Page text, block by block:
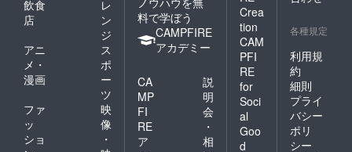
飲食
店
レ
ン
ジ
アニ
メ・
漫画
ス
ポ
ー
ツ
ファ
ッ
ショ
映
像
・
料で学ぼう
CAMPFIRE
アカデミー
CA
MP
FI
RE
ア
説
明
会
・
相
Crea
tion
CAM
PFI
RE
for
Soci
al
Goo
d
各種規定
利用規
約
細則
プライ
バシー
ポリ
シー